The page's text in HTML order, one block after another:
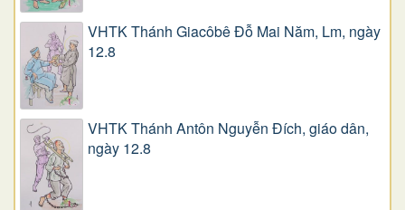
VHTK Thánh Giacôbê Ðỗ Mai Năm, Lm, ngày
12.8
VHTK Thánh Antôn Nguyễn Ðích, giáo dân,
ngày 12.8